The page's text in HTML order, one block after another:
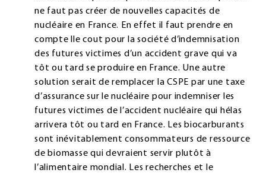
ne faut pas créer de nouvelles capacités de
nucléaire en France. En effet il faut prendre en
compte lle cout pour la société d’indemnisation
des futures victimes d’un accident grave qui va
tôt ou tard se produire en France. Une autre
solution serait de remplacer la CSPE par une taxe
d’assurance sur le nucléaire pour indemniser les
futures victimes de l’accident nucléaire qui hélas
arrivera tôt ou tard en France. Les biocarburants
sont inévitablement consommateurs de ressource
de biomasse qui devraient servir plutôt à
l’alimentaire mondial. Les recherches et le